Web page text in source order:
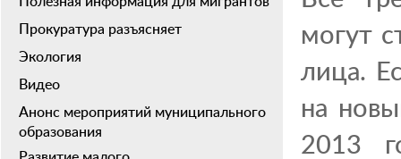
Прокуратура разъясняет
Экология
Видео
Анонс мероприятий муниципального
образования
могут
лица.
на
2013